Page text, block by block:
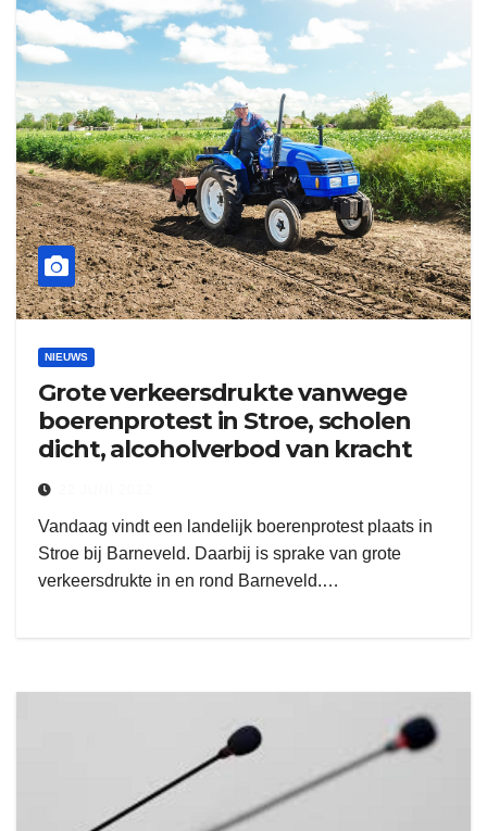
NIEUWS
Grote verkeersdrukte vanwege
boerenprotest in Stroe, scholen
dicht, alcoholverbod van kracht
Vandaag vindt een landelijk boerenprotest plaats in
Stroe bij Barneveld. Daarbij is sprake van grote
verkeersdrukte in en rond Barneveld.…